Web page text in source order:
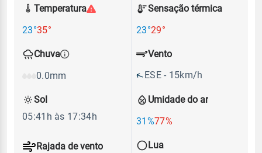
Temperatura
23°35°
Sensação térmica
23°29°
Chuva
0.0mm
Umidade do ar
31%77%
Vento
ESE - 15km/h
Rajada de vento
Sol
05:41h às 17:34h
Lua